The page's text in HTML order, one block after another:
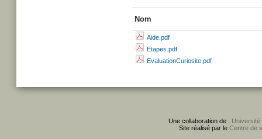
Nom
Aide.pdf
Etapes.pdf
EvaluationCuriosite.pdf
Une collaboration de : Université
Site réalisé par le Centre de